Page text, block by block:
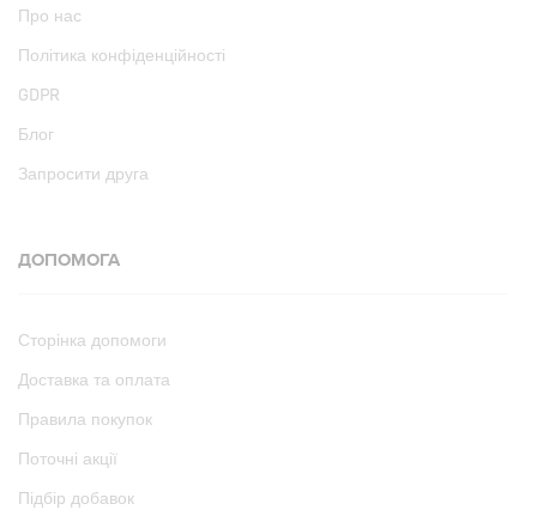
Про нас
Політика конфіденційності
GDPR
Блог
Запросити друга
ДОПОМОГА
Сторінка допомоги
Доставка та оплата
Правила покупок
Поточні акції
Підбір добавок